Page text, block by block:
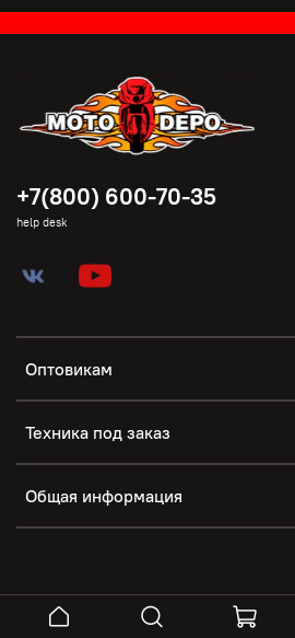
Оптовикам
Техника под заказ
Общая информация
+7(800) 600-70-35
help desk